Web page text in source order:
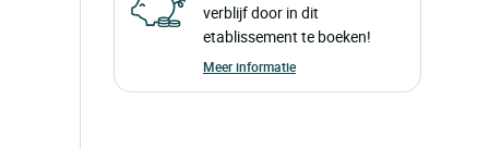
verblijf door in dit
etablissement te boeken!
Meer informatie